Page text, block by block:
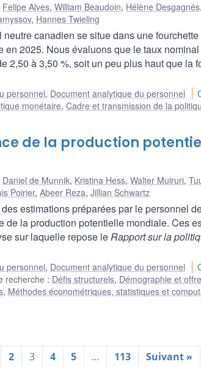
Felipe Alves, William Beaudoin, Hélène Desgagnés,
, Hannes Twieling
canadien se situe dans une
en 2025. Nous évaluons que le taux
2,50 à 3,50 %, soit un peu plus haut que la
personnel, Document analytique du personnel
monétaire,Cadre et transmission de la
de la production
Daniel de Munnik, Kristina Hess, Walter Muiruri,
Poirier, Abeer Reza, Jillian Schwartz
estimations préparées par le personnel
la production potentielle mondiale. Ces
sur laquelle repose leRapport sur la
personnel, Document analytique du personnel
recherche : Défis structurels, Démographie et
, Méthodes économétriques, statistiques et
2 3 4 5 … 113 Suivant »